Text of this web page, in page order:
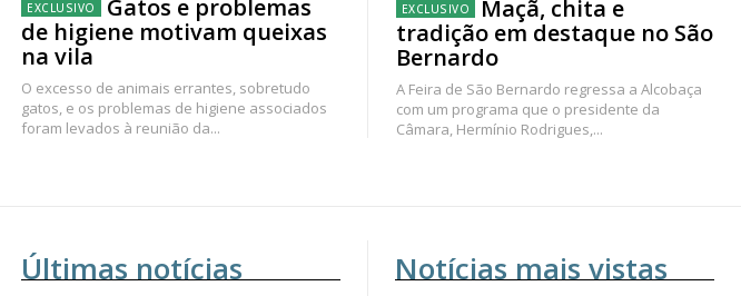
Gatos e problemas
de higiene motivam queixas
na vila
O excesso de animais errantes, sobretudo
gatos, e os problemas de higiene associados
foram levados à reunião da...
Maçã, chita e
tradição em destaque no São
Bernardo
A Feira de São Bernardo regressa a Alcobaça
com um programa que o presidente da
Câmara, Hermínio Rodrigues,...
Últimas notícias Notícias mais vistas